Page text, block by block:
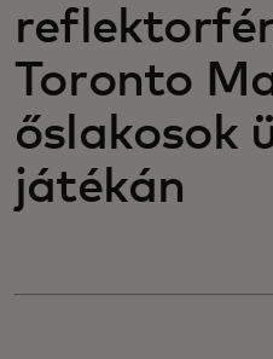
Toronto
őslakosok
játékán